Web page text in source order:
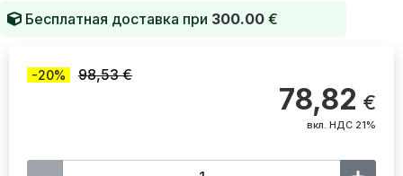
Бесплатная доставка при 300.00 €
-20% 98,53 €
78,82 €
вкл. НДС 21%